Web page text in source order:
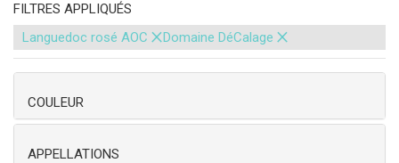
FILTRES APPLIQUÉS
Languedoc rosé AOC ×Domaine DéCalage ×
COULEUR
APPELLATIONS